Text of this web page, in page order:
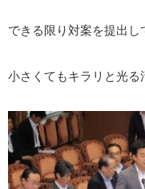
できる限り対案を提出し
小さくてもキラリと光る